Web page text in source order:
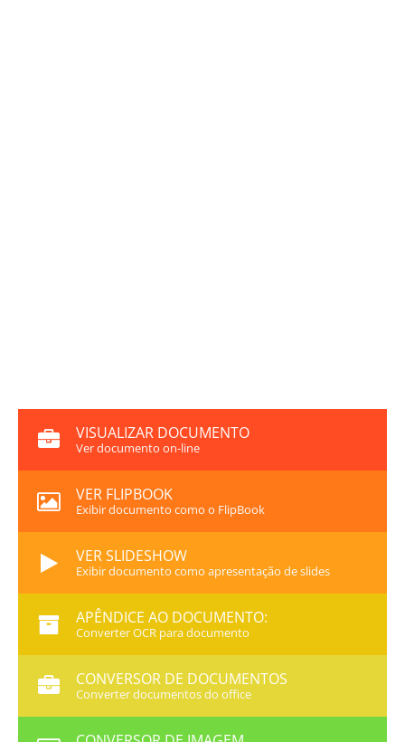
VISUALIZAR DOCUMENTO
Ver documento on-line
VER FLIPBOOK
Exibir documento como o FlipBook
VER SLIDESHOW
Exibir documento como apresentação de slides
APÊNDICE AO DOCUMENTO:
Converter OCR para documento
CONVERSOR DE DOCUMENTOS
Converter documentos do office